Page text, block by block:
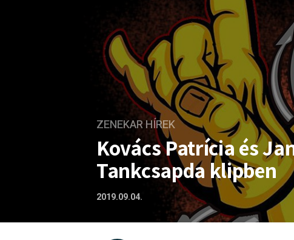
ZENEKAR HÍREK
Kovács Patrícia és
Tankcsapda klipben
2019.09.04.